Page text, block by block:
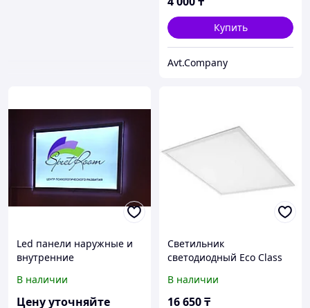
Купить
Avt.Company
Led панели наружные и
внутренние
В наличии
Цену уточняйте
Светильник
светодиодный Eco Class
3240лм ДВО без скоб
панель LEDVANCE
В наличии
16 650₸